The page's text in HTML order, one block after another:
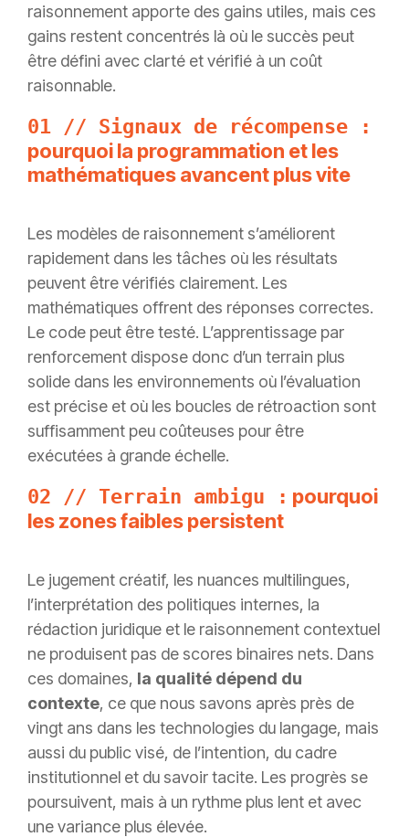
raisonnement apporte des gains utiles, mais ces
gains restent concentrés là où le succès peut
être défini avec clarté et vérifié à un coût
raisonnable.
01 // Signaux de récompense :
pourquoi la programmation et les
mathématiques avancent plus vite
Les modèles de raisonnement s’améliorent
rapidement dans les tâches où les résultats
peuvent être vérifiés clairement. Les
mathématiques offrent des réponses correctes.
Le code peut être testé. L’apprentissage par
renforcement dispose donc d’un terrain plus
solide dans les environnements où l’évaluation
est précise et où les boucles de rétroaction sont
suffisamment peu coûteuses pour être
exécutées à grande échelle.
02 // Terrain ambigu : pourquoi
les zones faibles persistent
Le jugement créatif, les nuances multilingues,
l’interprétation des politiques internes, la
rédaction juridique et le raisonnement contextuel
ne produisent pas de scores binaires nets. Dans
ces domaines, la qualité dépend du
contexte, ce que nous savons après près de
vingt ans dans les technologies du langage, mais
aussi du public visé, de l’intention, du cadre
institutionnel et du savoir tacite. Les progrès se
poursuivent, mais à un rythme plus lent et avec
une variance plus élevée.